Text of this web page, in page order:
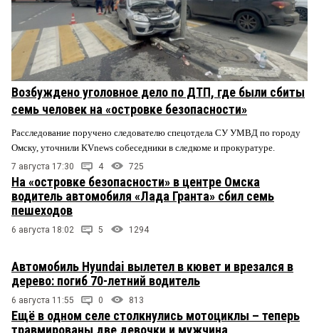
Возбуждено уголовное дело по ДТП, где были сбиты
семь человек на «островке безопасности»
Расследование поручено следователю спецотдела СУ УМВД по городу
Омску, уточнили KVnews собеседники в следкоме и прокуратуре.
7 августа 17:30 4 725
На «островке безопасности» в центре Омска
водитель автомобиля «Лада Гранта» сбил семь
пешеходов
6 августа 18:02 5 1294
Автомобиль Hyundai вылетел в кювет и врезался в
дерево: погиб 70-летний водитель
6 августа 11:55 0 813
Ещё в одном селе столкнулись мотоциклы – теперь
травмированы две девочки и мужчина